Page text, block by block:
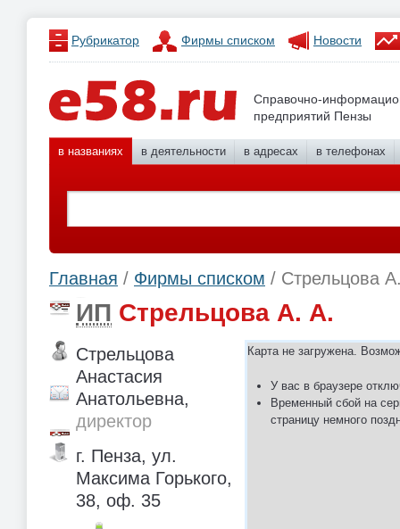
Рубрикатор Фирмы списком Новости
Справочно-
предприятий Пензы
в названиях в деятельности в адресах в телефонах
Главная / Фирмы списком / Стрельцова
ИП Стрельцова А. А.
Карта не загружена.
У вас в браузере
Временный сбой на
страницу немного
Стрельцова
Анастасия
Анатольевна,
директор
г. Пенза, ул.
Максима Горького,
38, оф. 35